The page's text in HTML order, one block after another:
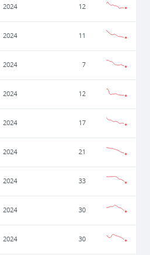
2024 12
2024 11
2024 7
2024 12
2024 17
2024 21
2024 33
2024 30
2024 30